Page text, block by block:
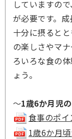
していますの
が必要です。
十分に摂ると
の楽しさやマ
ろいろな食の
ょう。
～1歳6か月児
食事のポイ
1歳6か月